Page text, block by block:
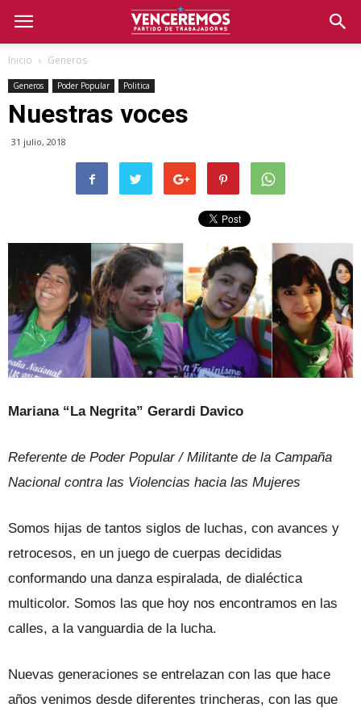
Inicio Generos
Generos Poder Popular Politica
Nuestras voces
31 julio, 2018
Mariana “La Negrita” Gerardi Davico
Referente de Poder Popular / Militante de la Campaña
Nacional contra las Violencias hacia las Mujeres
Somos hijas de tantos siglos de luchas, con avances y
retrocesos, en un juego de cuerpas decididas
conformando una danza espiralada, de dialéctica
multicolor. Somos las que hoy nos encontramos en las
calles, a la vanguardia de la lucha.
Nuevas generaciones se entrelazan con las que hace
años venimos desde diferentes trincheras, con las que